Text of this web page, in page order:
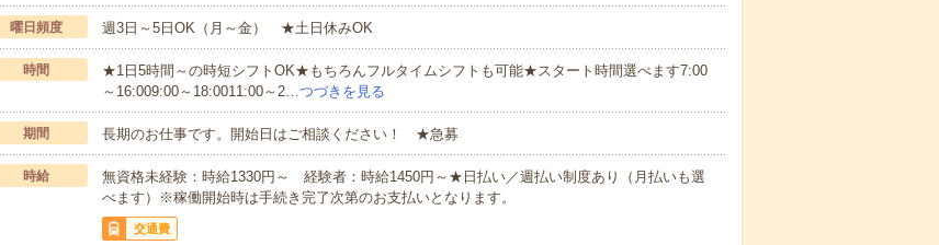
曜日頻度 週3日～5日OK（月～金） ★土日休みOK
時間
★1日5時間～の時短シフトOK★もちろんフルタイムシフトも可能★スタート時間選べます7:00
～16:009:00～18:0011:00～2…つづきを見る
期間 長期のお仕事です。開始日はご相談ください！ ★急募
時給
無資格未経験：時給1330円～ 経験者：時給1450円～★日払い／週払い制度あり（月払いも選
べます）※稼働開始時は手続き完了次第のお支払いとなります。
交通費